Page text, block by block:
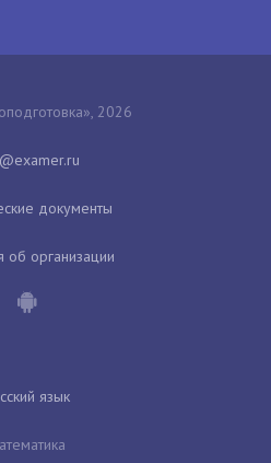
2026
документы
об организации
язык